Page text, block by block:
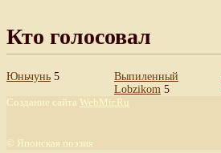
Кто голосовал
Юньчунь 5
Выпиленный
Lobzikom 5
Создание сайта WebMir.Ru
Японская поэзия